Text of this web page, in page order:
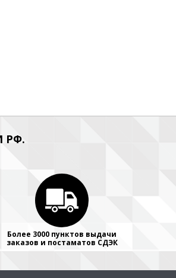
РФ.
Более 3000 пунктов выдачи
заказов и постаматов СДЭК